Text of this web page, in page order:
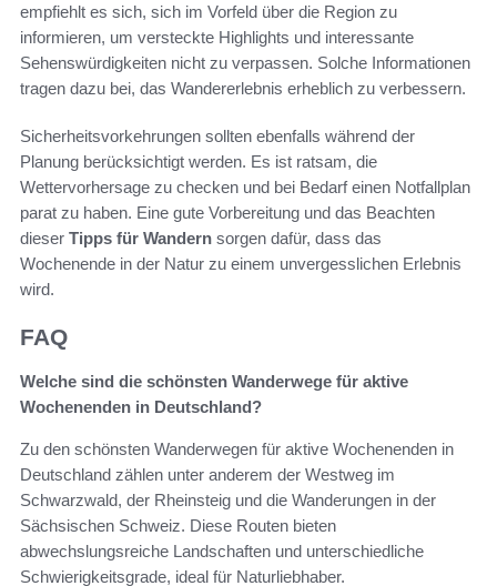
empfiehlt es sich, sich im Vorfeld über die Region zu
informieren, um versteckte Highlights und interessante
Sehenswürdigkeiten nicht zu verpassen. Solche Informationen
tragen dazu bei, das Wandererlebnis erheblich zu verbessern.
Sicherheitsvorkehrungen sollten ebenfalls während der
Planung berücksichtigt werden. Es ist ratsam, die
Wettervorhersage zu checken und bei Bedarf einen Notfallplan
parat zu haben. Eine gute Vorbereitung und das Beachten
dieser Tipps für Wandern sorgen dafür, dass das
Wochenende in der Natur zu einem unvergesslichen Erlebnis
wird.
FAQ
Welche sind die schönsten Wanderwege für aktive
Wochenenden in Deutschland?
Zu den schönsten Wanderwegen für aktive Wochenenden in
Deutschland zählen unter anderem der Westweg im
Schwarzwald, der Rheinsteig und die Wanderungen in der
Sächsischen Schweiz. Diese Routen bieten
abwechslungsreiche Landschaften und unterschiedliche
Schwierigkeitsgrade, ideal für Naturliebhaber.